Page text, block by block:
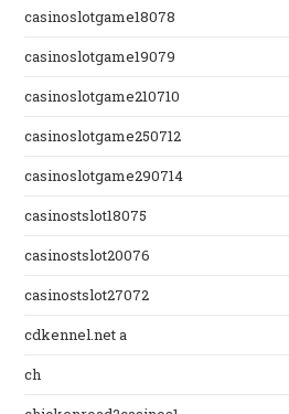
casinoslotgame18078
casinoslotgame19079
casinoslotgame210710
casinoslotgame250712
casinoslotgame290714
casinostslot18075
casinostslot20076
casinostslot27072
cdkennel.net a
ch